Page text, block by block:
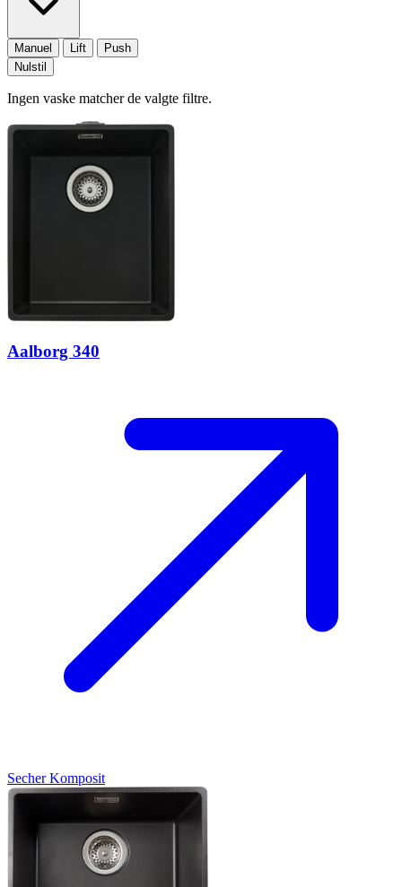
Manuel Lift
Push
Nulstil
Ingen vaske matcher de valgte filtre.
Aalborg 340
SecherKomposit